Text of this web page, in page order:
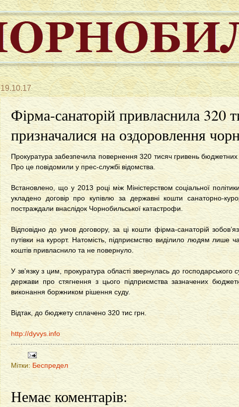
19.10.17
Фірма-санаторій привласнила 320
призначалися на оздоровлення
Прокуратура забезпечила повернення 320 тисяч гривень бюджетних
Про це повідомили у прес-службі відомства.
Встановлено, що у 2013 році між Міністерством соціальної
укладено договір про купівлю за державні кошти санаторно-
постраждали внаслідок Чорнобильської катастрофи.
Відповідно до умов договору, за ці кошти фірма-санаторій
путівки на курорт. Натомість, підприємство виділило людям лише
коштів привласнило та не повернуло.
У зв’язку з цим, прокуратура області звернулась до
держави про стягнення з цього підприємства зазначених
виконання боржником рішення суду.
Відтак, до бюджету сплачено 320 тис грн.
http://dyvys.info
Мітки: Беспредел
Немає коментарів: